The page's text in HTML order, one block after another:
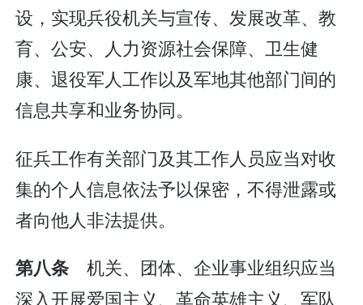
设，实现兵役机关与宣传、发展改革、教
育、公安、人力资源社会保障、卫生健
康、退役军人工作以及军地其他部门间的
信息共享和业务协同。
征兵工作有关部门及其工作人员应当对收
集的个人信息依法予以保密，不得泄露或
者向他人非法提供。
第八条 机关、团体、企业事业组织应当
深入开展爱国主义、革命英雄主义、军队